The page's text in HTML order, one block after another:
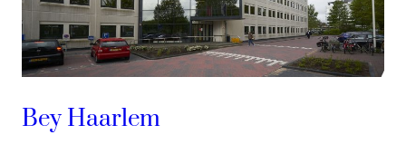
Bey Haarlem